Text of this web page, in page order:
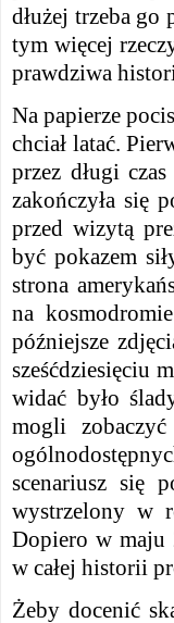
dłużej trzeba go
tym więcej
prawdziwa
Na papierze
chciał latać.
przez długi
zakończyła się
przed wizytą
być pokazem
strona
na
późniejsze
sześćdziesięciu
widać było
mogli
scenariusz się
wystrzelony w
Dopiero w maju
w całej historii
Żeby docenić